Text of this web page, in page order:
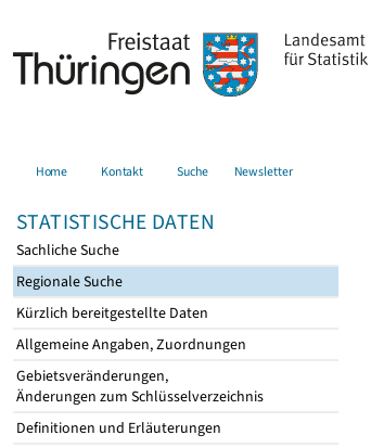
Home Kontakt Suche Newsletter
STATISTISCHE DATEN
Sachliche Suche
Regionale Suche
Kürzlich bereitgestellte Daten
Allgemeine Angaben, Zuordnungen
Gebietsveränderungen,
Änderungen zum Schlüsselverzeichnis
Definitionen und Erläuterungen